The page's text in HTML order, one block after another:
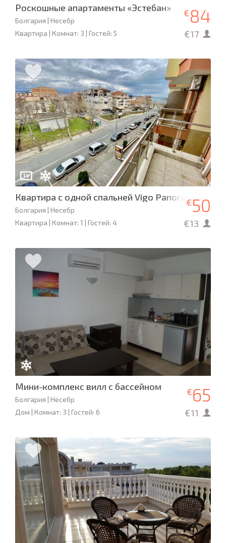
Роскошные апартаменты «Эстебан»
Болгария | Несебр
Квартира | Комнат: 3 | Гостей: 5
€ 84
€17
Квартира с одной спальней Vigo Panorama
Болгария | Несебр
Квартира | Комнат: 1 | Гостей: 4
€50
€13
Мини-комплекс вилл с бассейном
Болгария | Несебр
Дом | Комнат: 3 | Гостей: 6
€65
€11